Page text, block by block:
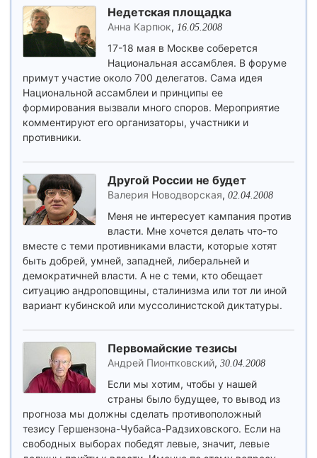
Недетская площадка
Анна Карпюк, 16.05.2008
17-18 мая в Москве соберется
Национальная ассамблея. В форуме
примут участие около 700 делегатов. Сама идея
Национальной ассамблеи и принципы ее
формирования вызвали много споров. Мероприятие
комментируют его организаторы, участники и
противники.
Другой России не будет
Валерия Новодворская, 02.04.2008
Меня не интересует кампания против
власти. Мне хочется делать что-то
вместе с теми противниками власти, которые хотят
быть добрей, умней, западней, либеральней и
демократичней власти. А не с теми, кто обещает
ситуацию андроповщины, сталинизма или тот ли иной
вариант кубинской или муссолинистской диктатуры.
Первомайские тезисы
Андрей Пионтковский, 30.04.2008
Если мы хотим, чтобы у нашей
страны было будущее, то вывод из
прогноза мы должны сделать противоположный
тезису Гершензона-Чубайса-Радзиховского. Если на
свободных выборах победят левые, значит, левые